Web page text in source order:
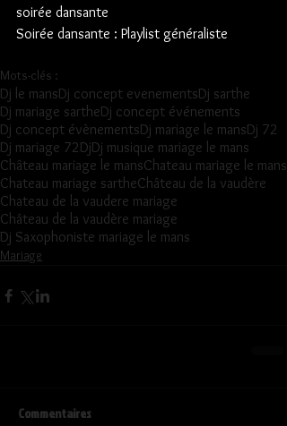
soirée dansante
Soirée dansante : Playlist généraliste
Mots-clés :
Dj le mansDj concept evenementsDj sarthe
Dj mariage sartheDj concept événements
Dj concept évènementsDj mariage le mansDj 72
Dj mariage 72DjDj musique mariage le mans
Château mariage le mansChateau mariage le mans
Chateau mariage sartheChâteau de la vaudère
Chateau de la vaudere mariage
Château de la vaudère mariage
Dj Saxophoniste mariage le mans
Mariage
Commentaires